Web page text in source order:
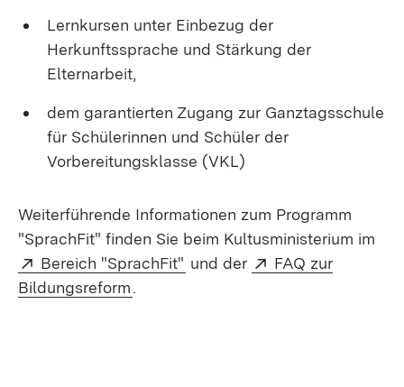
Lernkursen unter Einbezug der
Herkunftssprache und Stärkung der
Elternarbeit,
dem garantierten Zugang zur Ganztagsschule
für Schülerinnen und Schüler der
Vorbereitungsklasse (VKL)
Weiterführende Informationen zum Programm
"SprachFit" finden Sie beim Kultusministerium im
Extern:
Bereich "SprachFit" (Öffnet in neuem Fenster)
und der Extern:
FAQ zur
Bildungsreform.